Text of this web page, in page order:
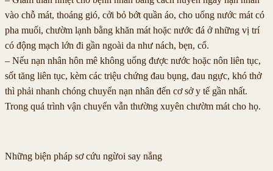
vào chỗ mát, thoáng gió, cởi bỏ bớt quần áo, cho uống nước mát có
pha muối, chườm lạnh bằng khăn mát hoặc nước đá ở những vị trí
có động mạch lớn đi gần ngoài da như nách, bẹn, cổ.
– Nếu nạn nhân hôn mê không uống được nước hoặc nôn liên tục,
sốt tăng liên tục, kèm các triệu chứng đau bụng, đau ngực, khó thở
thì phải nhanh chóng chuyển nạn nhân đến cơ sở y tế gần nhất.
Trong quá trình vận chuyển vẫn thường xuyên chườm mát cho họ.
Những biện pháp sơ cứu ngừoi say nắng